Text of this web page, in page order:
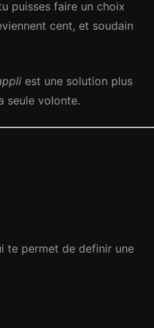
puisses faire un choix
cent, et soudain
est une solution plus
seule volonte.
te permet de definir une